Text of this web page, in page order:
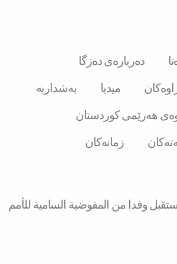
دەربارەی دەزگا
میدیا
بەشداربە
هەرێمی کوردستان
زمانەکان
وفدا من المفوضية السامية للأمم